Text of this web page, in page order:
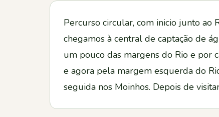
Percurso circular, com inicio junto ao
chegamos à central de captação de
um pouco das margens do Rio e por
e agora pela margem esquerda do
seguida nos Moinhos. Depois de